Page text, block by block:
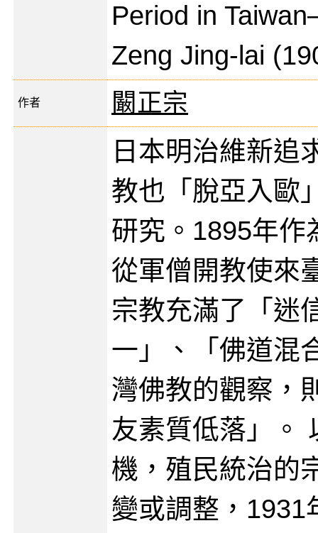
Period in
Zeng Jing-lai
作者 闞正宗
日本明治維新追
教也「脫亞入歐
研究。1895年作
從軍僧開教使來
宗教充滿了「迷
一」、「佛道混
灣佛教的觀察，
友素質低落」。
機，殖民統治的
變或調整，1931